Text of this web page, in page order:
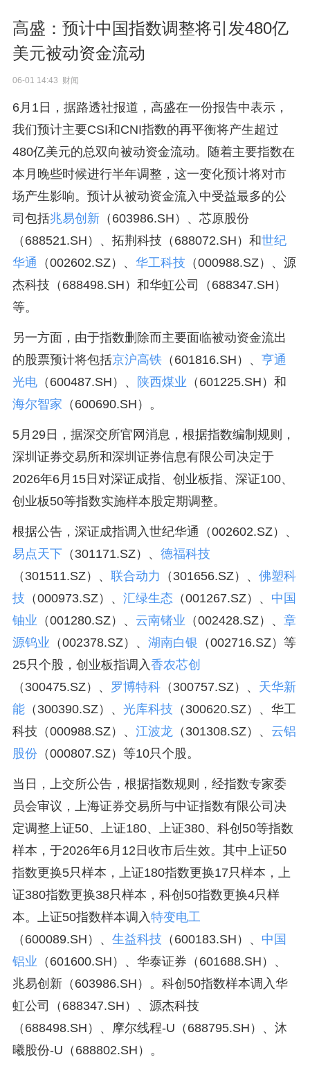
高盛：预计中国指数调整将引发480亿
美元被动资金流动
06-01 14:43 财闻
6月1日，据路透社报道，高盛在一份报告中表示，
我们预计主要CSI和CNI指数的再平衡将产生超过
480亿美元的总双向被动资金流动。随着主要指数在
本月晚些时候进行半年调整，这一变化预计将对市
场产生影响。预计从被动资金流入中受益最多的公
司包括兆易创新（603986.SH）、芯原股份
（688521.SH）、拓荆科技（688072.SH）和世纪
华通 （002602.SZ）、 华工科技 （000988.SZ）、源
杰科技（688498.SH）和华虹公司（688347.SH）
等。
另一方面，由于指数删除而主要面临被动资金流出
的股票预计将包括京沪高铁（601816.SH）、 亨通
光电（600487.SH）、 陕西煤业 （601225.SH）和
海尔智家 （600690.SH）。
5月29日，据深交所官网消息，根据指数编制规则，
深圳证券交易所和深圳证券信息有限公司决定于
2026年6月15日对深证成指、创业板指、深证100、
创业板50等指数实施样本股定期调整。
根据公告，深证成指调入世纪华通（002602.SZ）、
易点天下（301171.SZ）、 德福科技
（301511.SZ）、 联合动力 （301656.SZ）、 佛塑科
技 （000973.SZ）、 汇绿生态 （001267.SZ）、 中国
铀业 （001280.SZ）、 云南锗业 （002428.SZ）、 章
源钨业 （002378.SZ）、 湖南白银 （002716.SZ）等
25只个股，创业板指调入香农芯创
（300475.SZ）、 罗博特科（300757.SZ）、 天华新
能（300390.SZ）、 光库科技 （300620.SZ）、华工
科技（000988.SZ）、 江波龙（301308.SZ）、 云铝
股份（000807.SZ）等10只个股。
当日，上交所公告，根据指数规则，经指数专家委
员会审议，上海证券交易所与中证指数有限公司决
定调整上证50、上证180、上证380、科创50等指数
样本，于2026年6月12日收市后生效。其中上证50
指数更换5只样本，上证180指数更换17只样本，上
证380指数更换38只样本，科创50指数更换4只样
本。上证50指数样本调入特变电工
（600089.SH）、 生益科技 （600183.SH）、 中国
铝业 （601600.SH）、华泰证券（601688.SH）、
兆易创新（603986.SH）。科创50指数样本调入华
虹公司（688347.SH）、源杰科技
（688498.SH）、摩尔线程-U（688795.SH）、沐
曦股份-U（688802.SH）。